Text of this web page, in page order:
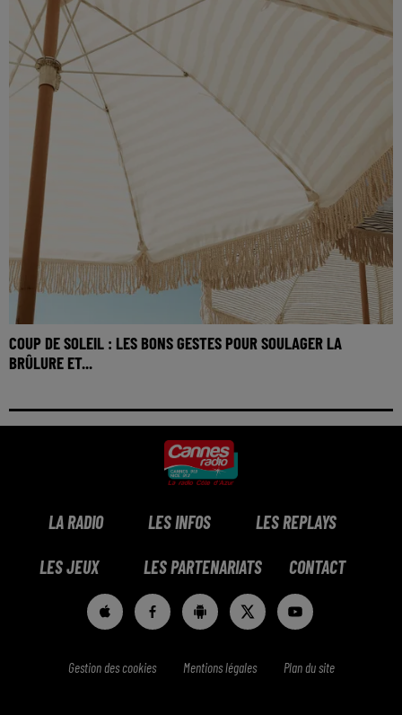
COUP DE SOLEIL : LES BONS GESTES POUR SOULAGER LA
BRÛLURE ET...
LA RADIO LES INFOS LES REPLAYS
LES JEUX LES PARTENARIATS CONTACT
Gestion des cookies Mentions légales Plan du site